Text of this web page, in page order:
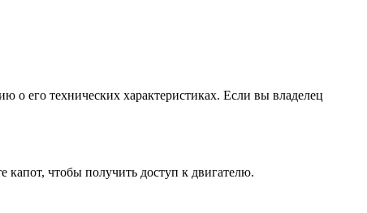
его технических характеристиках. Если вы владелец
капот, чтобы получить доступ к двигателю.